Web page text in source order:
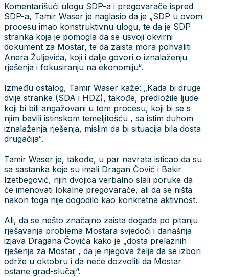
Komentarišući ulogu SDP-a i pregovarače ispred
SDP-a, Tamir Waser je naglasio da je „SDP u ovom
procesu imao konstruktivnu ulogu, te da je SDP
stranka koja je pomogla da se usvoji okvirni
dokument za Mostar, te da zaista mora pohvaliti
Anera Žuljevića, koji i dalje govori o iznalaženju
rješenja i fokusiranju na ekonomiju“.
Između ostalog, Tamir Waser kaže: „Kada bi druge
dvije stranke (SDA i HDZ), takođe, predložile ljude
koji bi bili angažovani u tom procesu, koji bi se s
njim bavili istinskom temeljitošću , sa istim duhom
iznalaženja rješenja, mislim da bi situacija bila dosta
drugačija“.
Tamir Waser je, takođe, u par navrata isticao da su
sa sastanka koje su imali Dragan Čović i Bakir
Izetbegović, njih dvojica verbalno slali poruke da
će imenovati lokalne pregovarače, ali da se ništa
nakon toga nije dogodilo kao konkretna aktivnost.
Ali, da se nešto značajno zaista događa po pitanju
rješavanja problema Mostara svjedoči i današnja
izjava Dragana Čovića kako je „dosta prelaznih
rješenja za Mostar , da je njegova želja da se izbori
održe u oktobru i da neće dozvoliti da Mostar
ostane grad-slučaj“.